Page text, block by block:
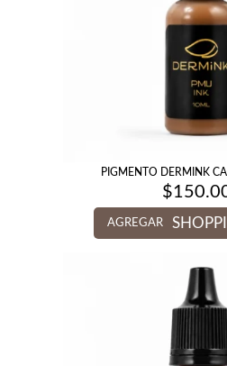
PIGMENTO DERMINK
$
AGREGAR